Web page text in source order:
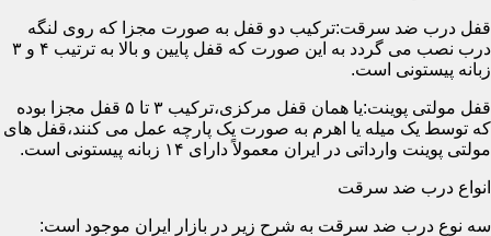
قفل درب ضد سرقت:ترکیب دو قفل به صورت مجزا که روی لنگه
درب نصب می گردد به این صورت که قفل پایین و بالا به ترتیب ۴ و ۳
زبانه پیستونی است.
قفل مولتی پوینت:یا همان قفل مرکزی،ترکیب ۳ تا ۵ قفل مجزا بوده
که توسط یک میله یا اهرم به صورت یک پارچه عمل می کنند،قفل های
مولتی پوینت وارداتی در ایران معمولاً دارای ۱۴ زبانه پیستونی است.
انواع درب ضد سرقت
سه نوع درب ضد سرقت به شرح زیر در بازار ایران موجود است: